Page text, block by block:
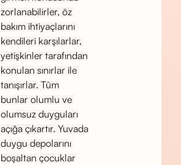
zorlanabilirler, öz
bakım ihtiyaçlarını
kendileri karşılarlar,
yetişkinler tarafından
konulan sınırlar ile
tanışırlar. Tüm
bunlar olumlu ve
olumsuz duyguları
açığa çıkartır. Yuvada
duygu depolarını
boşaltan çocuklar